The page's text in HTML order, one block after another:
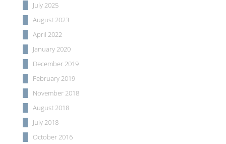
July 2025
August 2023
April 2022
January 2020
December 2019
February 2019
November 2018
August 2018
July 2018
October 2016